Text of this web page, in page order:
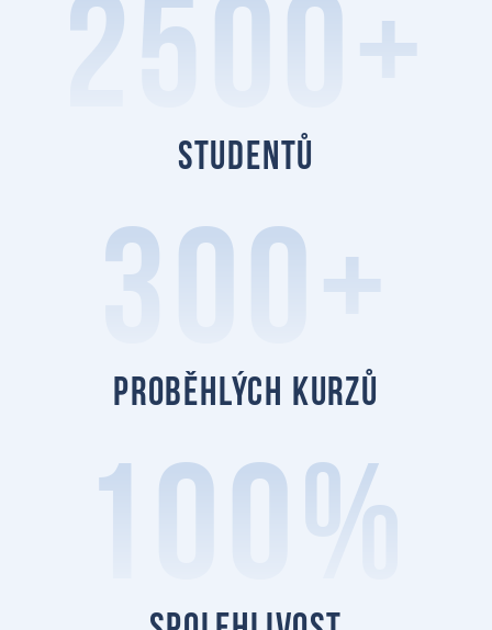
2500+
studentů
300+
proběhlých kurzů
100%